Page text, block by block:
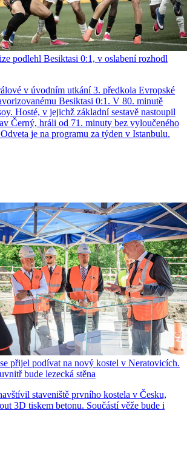
podlehl Besiktasi 0:1, v oslabení rozhodl
v úvodním utkání 3. předkola Evropské
Besiktasi 0:1. V 80. minutě
Hosté, v jejichž základní sestavě nastoupil
Černý, hráli od 71. minuty bez vyloučeného
je na programu za týden v Istanbulu.
přijel podívat na nový kostel v Neratovicích.
bude lezecká stěna
staveniště prvního kostela v Česku,
3D tiskem betonu. Součástí věže bude i